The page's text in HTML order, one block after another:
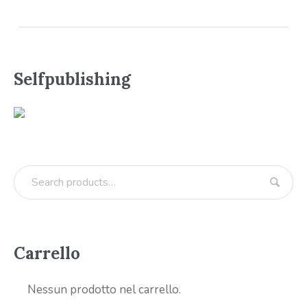
Selfpublishing
Carrello
Nessun prodotto nel carrello.